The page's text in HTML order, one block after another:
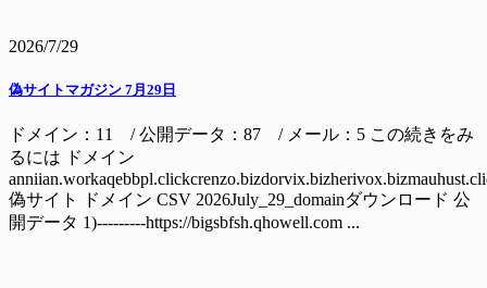
2026/7/29
偽サイトマガジン 7月29日
ドメイン：11 / 公開データ：87 / メール：5 この続きをみ
るには ドメイン
偽サイト ドメイン CSV 2026July_29_domainダウンロード 公
開データ 1)---------https://bigsbfsh.qhowell.com ...